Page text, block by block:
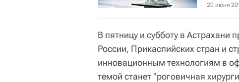
20 июня
В пятницу и субботу в Астрахани
России, Прикаспийских стран и
инновационным технологиям в
темой станет "роговичная